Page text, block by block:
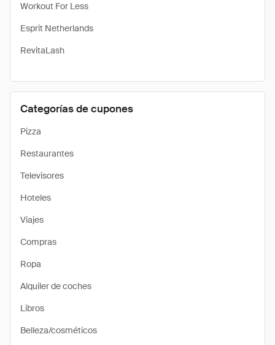
Workout For Less
Esprit Netherlands
RevitaLash
Categorías de cupones
Pizza
Restaurantes
Televisores
Hoteles
Viajes
Compras
Ropa
Alquiler de coches
Libros
Belleza/cosméticos